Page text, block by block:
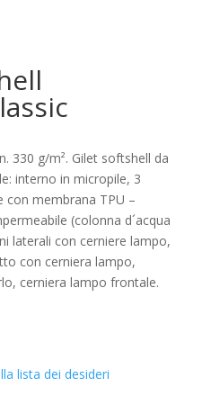
330 g/m². Gilet softshell da
interno in micropile, 3
con membrana TPU –
(colonna d´acqua
laterali con cerniere lampo,
con cerniera lampo,
cerniera lampo frontale.
lista dei desideri